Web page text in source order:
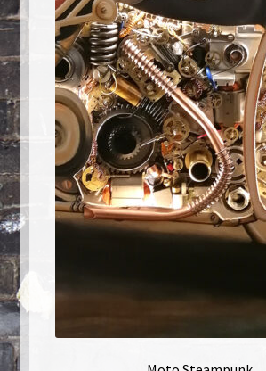
La philosophie
Lampe à poser
Les Collections
Luminaires
Mentions Légales
Mon compte
Nautilus – Tome 1 – Les Machines
Nautilus – Tome 2 – Les Artefacts